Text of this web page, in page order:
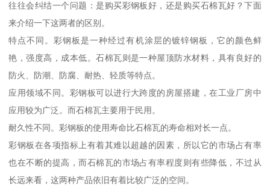
往往会纠结一个问题：是购买彩钢板好，还是购买石棉瓦好？下面
来介绍一下这两者的区别。
特点不同。彩钢板是一种经过有机涂层的镀锌钢板，它的颜色鲜
艳，强度高，成本低。石棉瓦则是一种屋顶防水材料，具有良好的
防火、防潮、防腐、耐热、轻质等特点。
应用领域不同。彩钢板可以进行大跨度的房屋搭建，在工业厂房中
应用较为广泛。而石棉瓦主要用于民用。
耐久性不同。彩钢板的使用寿命比石棉瓦的寿命相对长一点。
彩钢板在各项指标上有着其难以超越的因素，所以它的市场占有率
也在不断的提高，而石棉瓦的市场占有率程度则有些降低，不过从
长远来看，这两种产品依旧有着比较广泛的空间。